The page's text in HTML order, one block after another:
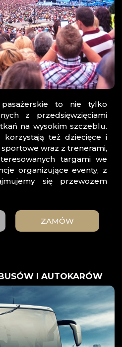
to nie tylko
z przedsięwzięciami
na wysokim szczeblu.
korzystają też dziecięce i
wraz z trenerami,
targami we
organizujące eventy, z
się przewozem
ZAMÓW
I AUTOKARÓW